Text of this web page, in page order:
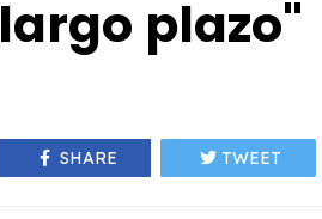
largo plazo"
SHARE TWEET